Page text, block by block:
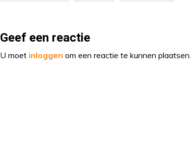
Geef een reactie
U moet inloggen om een reactie te kunnen plaatsen.